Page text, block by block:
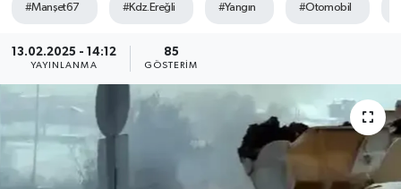
#Manşet67 #Kdz.Ereğli #Yangın #Otomobil
13.02.2025 - 14:12
YAYINLANMA
85
GÖSTERIM
Magazin
Medya
Mizah